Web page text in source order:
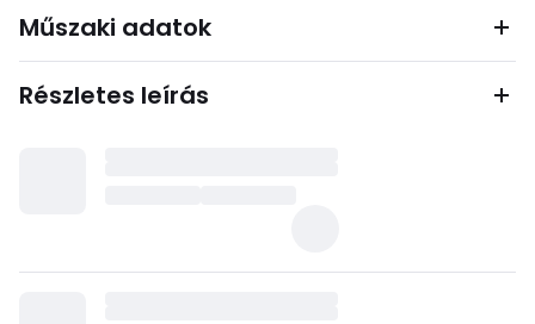
Műszaki adatok
Részletes leírás